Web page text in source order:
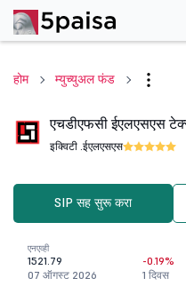
होम म्युच्युअल फंड
एचडीएफसी ईएलएसएस
इक्विटी .ईएलएसएस
SIP सह सुरू करा
एनएव्ही
1521.79
07 ऑगस्ट 2026
-0.19%
1 दिवस